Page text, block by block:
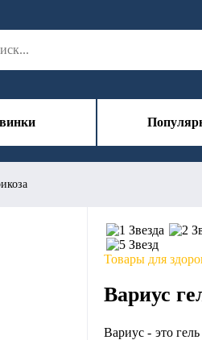
Товары для
Вариус
Вариус - это